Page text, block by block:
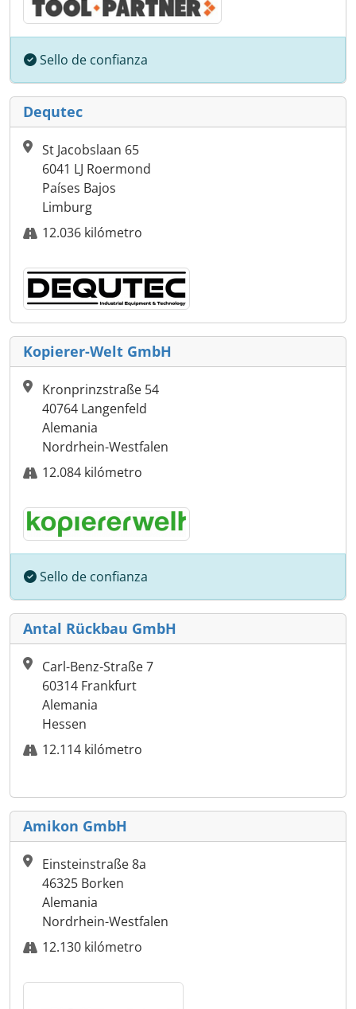
Sello de confianza
Dequtec
St Jacobslaan 65
6041 LJ Roermond
Países Bajos
Limburg
12.036 kilómetro
Kopierer-Welt GmbH
Kronprinzstraße 54
40764 Langenfeld
Alemania
Nordrhein-Westfalen
12.084 kilómetro
Sello de confianza
Antal Rückbau GmbH
Carl-Benz-Straße 7
60314 Frankfurt
Alemania
Hessen
12.114 kilómetro
Amikon GmbH
Einsteinstraße 8a
46325 Borken
Alemania
Nordrhein-Westfalen
12.130 kilómetro